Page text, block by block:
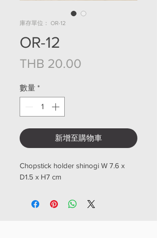
庫存單位： OR-12
OR-12
THB 20.00
數量 *
新增至購物車
Chopstick holder shinogi W 7.6 x
D1.5 x H7 cm